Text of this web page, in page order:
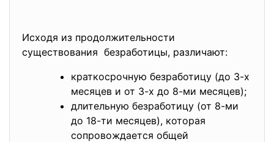
Исходя из продолжительности
существования безработицы, различают:
краткосрочную безработицу (до 3-х
месяцев и от 3-х до 8-ми месяцев);
длительную безработицу (от 8-ми
до 18-ти месяцев), которая
сопровождается общей